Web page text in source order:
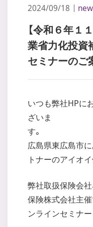
2024/09/18
【令和６年１
業省力化投資
セミナーのご
いつも弊社HPに
ざいま
広島県東広島市
トナーのアイオ
弊社取扱保険会
保険株式会社主
ンラインセミナ